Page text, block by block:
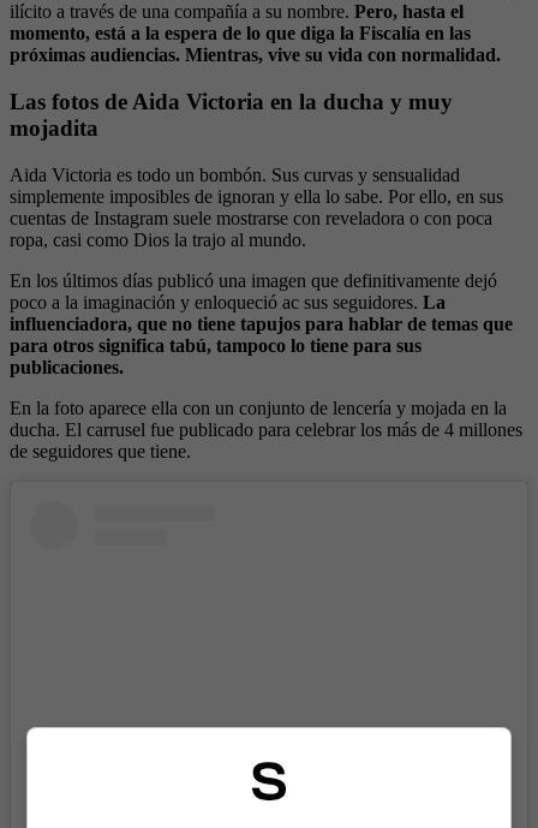
ilícito a través de una compañía a su nombre. Pero, hasta el
momento, está a la espera de lo que diga la Fiscalía en las
próximas audiencias. Mientras, vive su vida con normalidad.
Las fotos de Aida Victoria en la ducha y muy
mojadita
Aida Victoria es todo un bombón. Sus curvas y sensualidad
simplemente imposibles de ignoran y ella lo sabe. Por ello, en sus
cuentas de Instagram suele mostrarse con reveladora o con poca
ropa, casi como Dios la trajo al mundo.
En los últimos días publicó una imagen que definitivamente dejó
poco a la imaginación y enloqueció ac sus seguidores. La
influenciadora, que no tiene tapujos para hablar de temas que
para otros significa tabú, tampoco lo tiene para sus
publicaciones.
En la foto aparece ella con un conjunto de lencería y mojada en la
ducha. El carrusel fue publicado para celebrar los más de 4 millones
de seguidores que tiene.